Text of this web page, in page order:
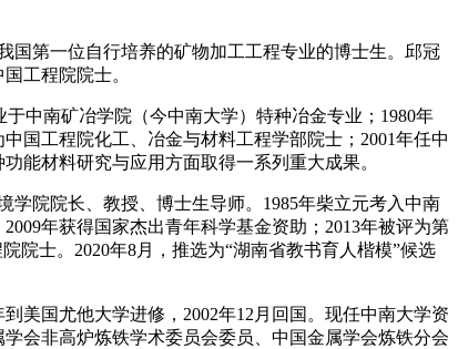
国第一位自行培养的矿物加工工程专业的博士生。邱冠
工程院院士。
中南矿冶学院（今中南大学）特种冶金专业；1980年
国工程院化工、冶金与材料工程学部院士；2001年任中
能材料研究与应用方面取得一系列重大成果。
学院院长、教授、博士生导师。1985年柴立元考入中南
年获得国家杰出青年科学基金资助；2013年被评为第
院士。2020年8月，推选为“湖南省教书育人楷模”候选
美国尤他大学进修，2002年12月回国。现任中南大学资
会非高炉炼铁学术委员会委员、中国金属学会炼铁分会